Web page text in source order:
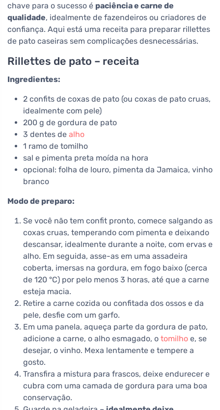
chave para o sucesso é paciência e carne de
qualidade, idealmente de fazendeiros ou criadores de
confiança. Aqui está uma receita para preparar rillettes
de pato caseiras sem complicações desnecessárias.
Rillettes de pato – receita
Ingredientes:
2 confits de coxas de pato (ou coxas de pato cruas,
idealmente com pele)
200 g de gordura de pato
3 dentes de alho
1 ramo de tomilho
sal e pimenta preta moída na hora
opcional: folha de louro, pimenta da Jamaica, vinho
branco
Modo de preparo:
Se você não tem confit pronto, comece salgando as
coxas cruas, temperando com pimenta e deixando
descansar, idealmente durante a noite, com ervas e
alho. Em seguida, asse-as em uma assadeira
coberta, imersas na gordura, em fogo baixo (cerca
de 120 °C) por pelo menos 3 horas, até que a carne
esteja macia.
Retire a carne cozida ou confitada dos ossos e da
pele, desfie com um garfo.
Em uma panela, aqueça parte da gordura de pato,
adicione a carne, o alho esmagado, o tomilho e, se
desejar, o vinho. Mexa lentamente e tempere a
gosto.
Transfira a mistura para frascos, deixe endurecer e
cubra com uma camada de gordura para uma boa
conservação.